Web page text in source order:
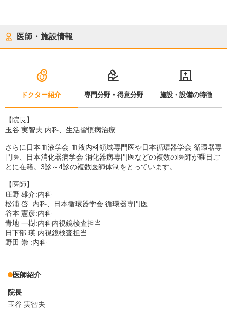
医師・施設情報
ドクター紹介 専門分野・得意分野 施設・設備の特徴
【院長】
玉谷 実智夫:内科、生活習慣病治療
さらに日本血液学会 血液内科領域専門医や日本循環器学会 循環器専
門医、日本消化器病学会 消化器病専門医などの複数の医師が曜日ご
とに在籍。3診～4診の複数医師体制をとっています。
【医師】
庄野 雄介:内科
松浦 啓 :内科、日本循環器学会 循環器専門医
谷本 憲彦:内科
青地 一樹:内科内視鏡検査担当
日下部 瑛:内視鏡検査担当
野田 崇 :内科
医師紹介
院長
玉谷 実智夫